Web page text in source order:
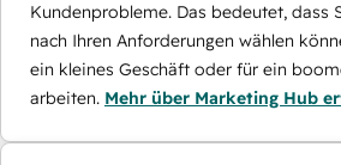
Kundenprobleme. Das bedeutet, dass
nach Ihren Anforderungen wählen
ein kleines Geschäft oder für ein
arbeiten. Mehr über Marketing Hub